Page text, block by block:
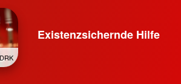
Existenzsichernde Hilfe